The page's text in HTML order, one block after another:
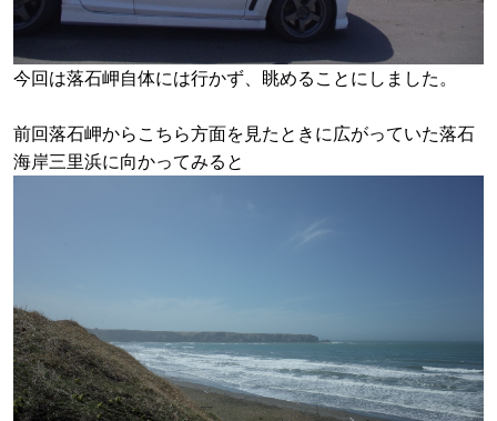
今回は落石岬自体には行かず、眺めることにしました。
前回落石岬からこちら方面を見たときに広がっていた落石
海岸三里浜に向かってみると